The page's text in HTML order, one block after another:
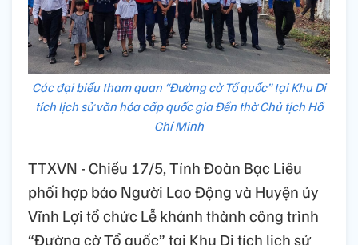
Các đại biểu tham quan “Đường cờ Tổ quốc” tại Khu Di
tích lịch sử văn hóa cấp quốc gia Đền thờ Chủ tịch Hồ
Chí Minh
TTXVN - Chiều 17/5, Tỉnh Đoàn Bạc Liêu
phối hợp báo Người Lao Động và Huyện ủy
Vĩnh Lợi tổ chức Lễ khánh thành công trình
“Đường cờ Tổ quốc” tại Khu Di tích lịch sử